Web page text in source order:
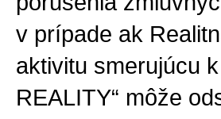
v prípade ak
aktivitu smerujúcu
REALITY“ môže